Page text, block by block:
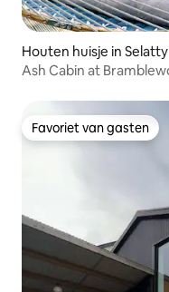
Houten huisje in
Ash Cabin at
Favoriet van gasten
Favoriet van gasten